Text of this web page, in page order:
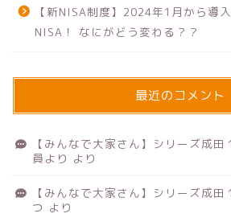
【新NISA制度】2024年1月から導
NISA！ なにがどう変わる？？
最近のコメント
【みんなで大家さん】シリーズ成田
員より より
【みんなで大家さん】シリーズ成田
つ より